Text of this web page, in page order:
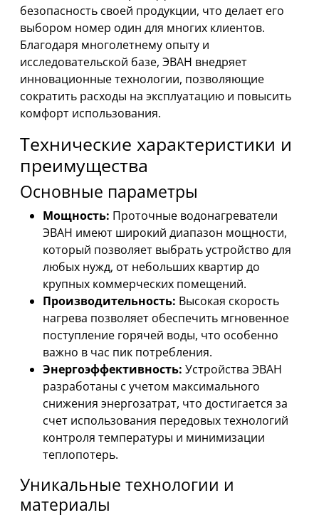
безопасность своей продукции, что делает его
выбором номер один для многих клиентов.
Благодаря многолетнему опыту и
исследовательской базе, ЭВАН внедряет
инновационные технологии, позволяющие
сократить расходы на эксплуатацию и повысить
комфорт использования.
Технические характеристики и
преимущества
Основные параметры
Мощность: Проточные водонагреватели
ЭВАН имеют широкий диапазон мощности,
который позволяет выбрать устройство для
любых нужд, от небольших квартир до
крупных коммерческих помещений.
Производительность: Высокая скорость
нагрева позволяет обеспечить мгновенное
поступление горячей воды, что особенно
важно в час пик потребления.
Энергоэффективность: Устройства ЭВАН
разработаны с учетом максимального
снижения энергозатрат, что достигается за
счет использования передовых технологий
контроля температуры и минимизации
теплопотерь.
Уникальные технологии и
материалы